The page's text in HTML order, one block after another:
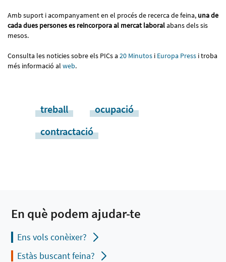
Amb suport i acompanyament en el procés de recerca de feina, una de
cada dues persones es reincorpora al mercat laboralabans dels sis
mesos.
Consulta les noticies sobre els PICs a 20 Minutos i Europa Press i troba
més informació al web.
treball
ocupació
contractació
En què podem ajudar-te
Ens vols conèixer?
Estàs buscant feina?